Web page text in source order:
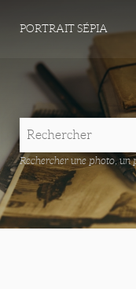
PORTRAIT SÉPIA
Rechercher une photo, un